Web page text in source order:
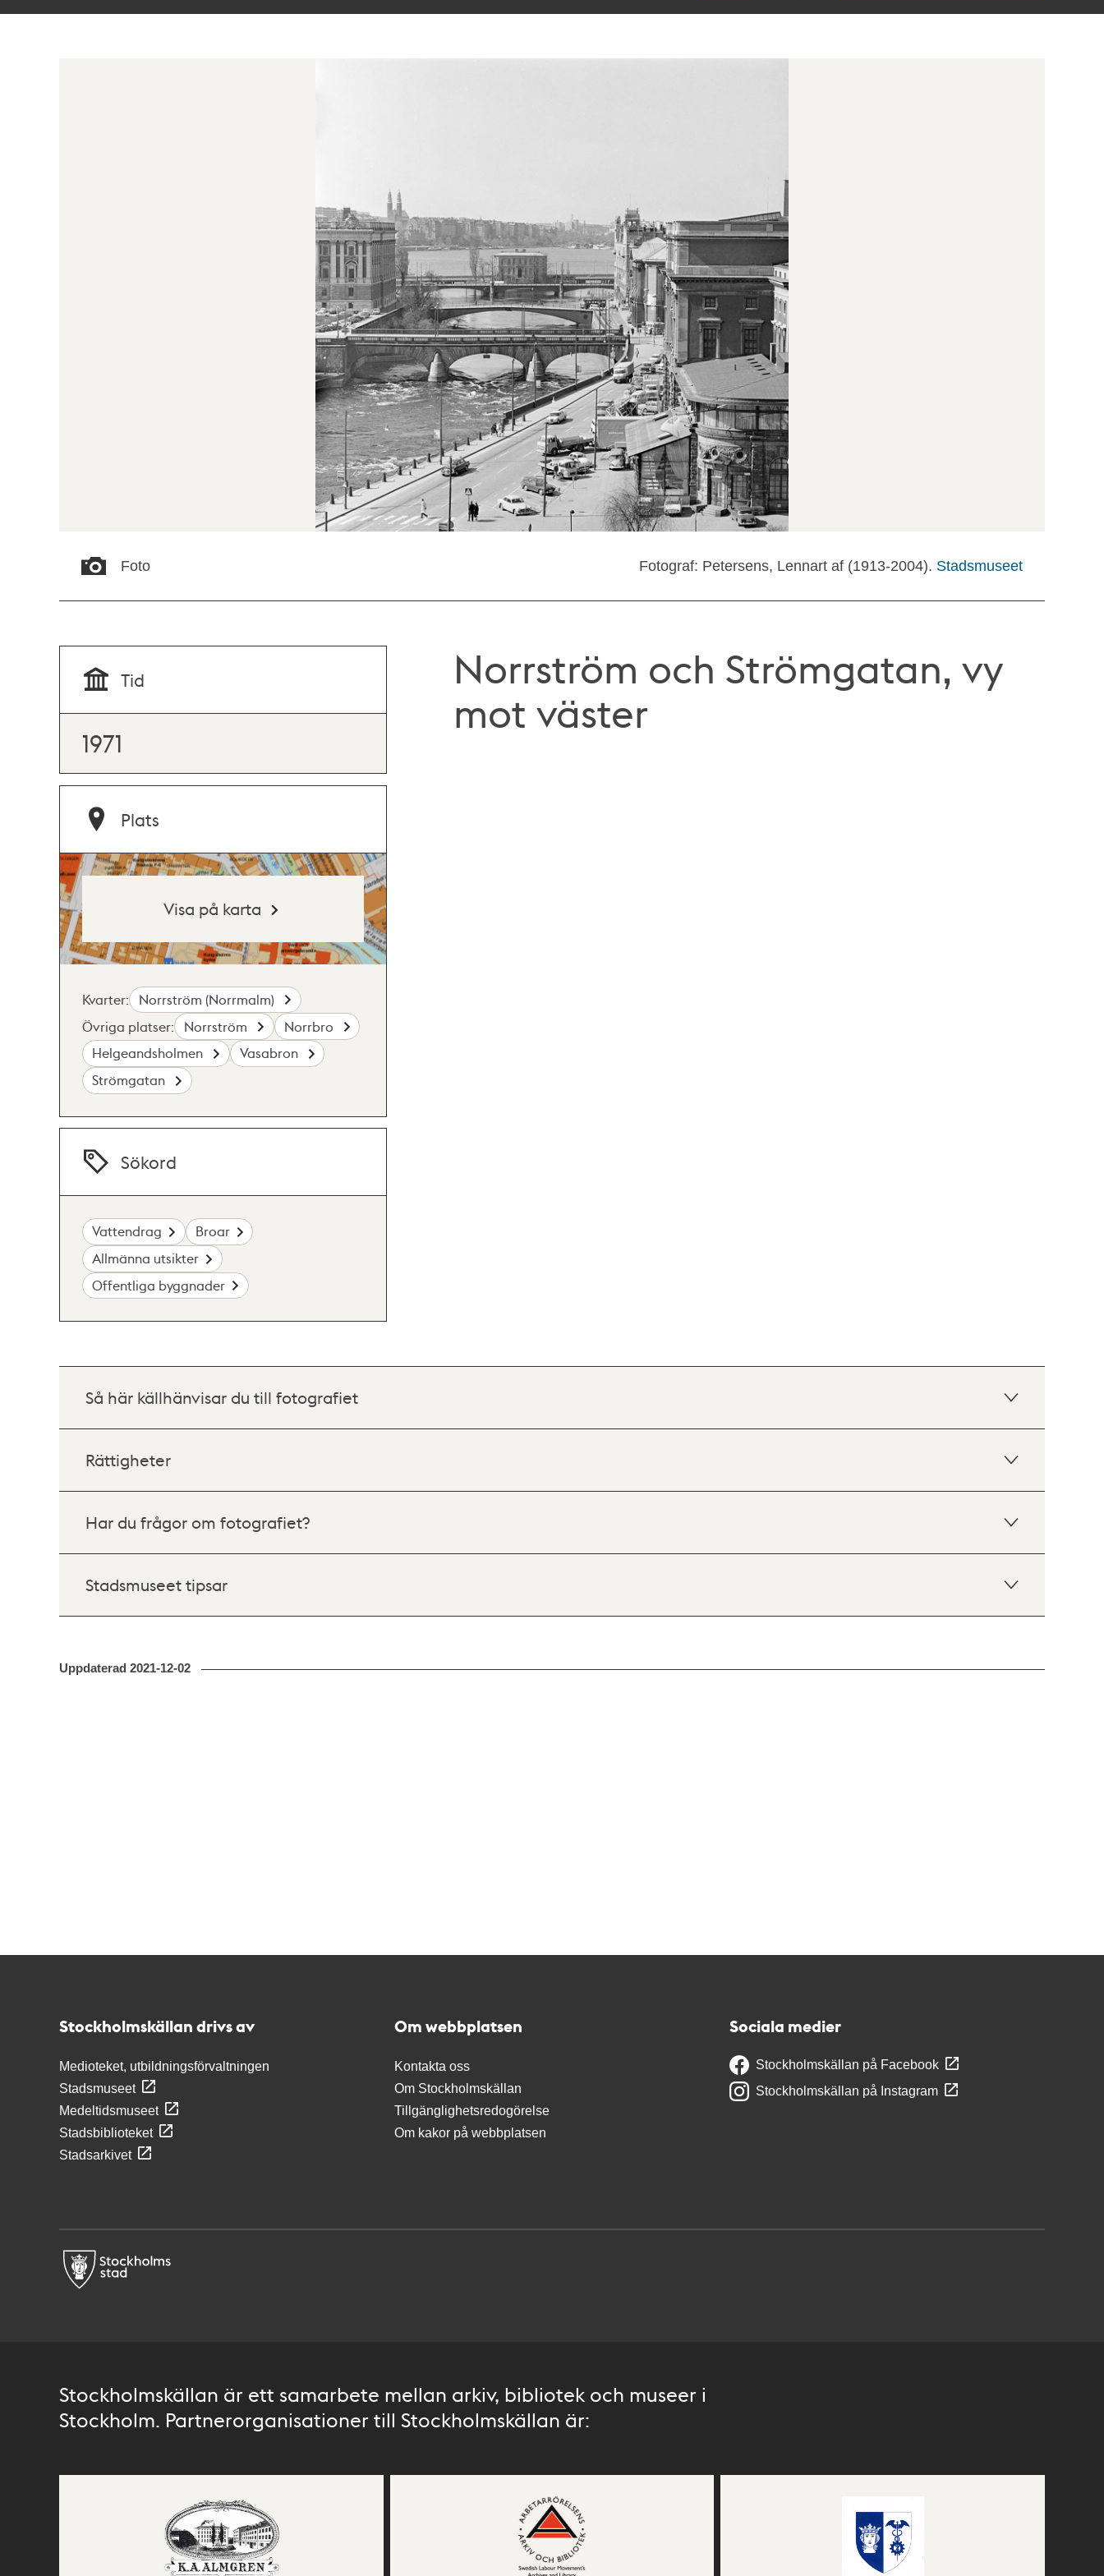
Foto Fotograf: Petersens, Lennart af (1913-2004). Stadsmuseet
Norrström och Strömgatan, vy
mot väster
Tid
1971
Plats
Visa på karta
Kvarter:
Norrström (Norrmalm)
Övriga platser:
Norrström
Norrbro
Helgeandsholmen
Vasabron
Strömgatan
Sökord
Vattendrag
Broar
Allmänna utsikter
Offentliga byggnader
Så här källhänvisar du till fotografiet
Rättigheter
Har du frågor om fotografiet?
Stadsmuseet tipsar
Uppdaterad 2021-12-02
Stockholmskällan drivs av
Medioteket, utbildningsförvaltningen
Stadsmuseet
Medeltidsmuseet
Stadsbiblioteket
Stadsarkivet
Om webbplatsen
Kontakta oss
Om Stockholmskällan
Tillgänglighetsredogörelse
Om kakor på webbplatsen
Sociala medier
Stockholmskällan på Facebook
Stockholmskällan på Instagram
Stockholmskällan är ett samarbete mellan arkiv, bibliotek och museer i
Stockholm. Partnerorganisationer till Stockholmskällan är: